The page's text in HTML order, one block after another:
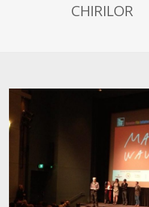
CHIRILOR